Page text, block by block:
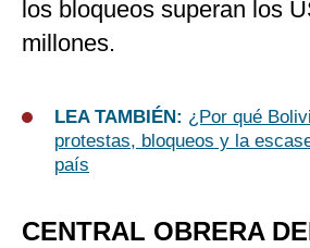
los bloqueos superan los
millones.
LEA TAMBIÉN: ¿Por qué
protestas, bloqueos y la
país
CENTRAL OBRERA